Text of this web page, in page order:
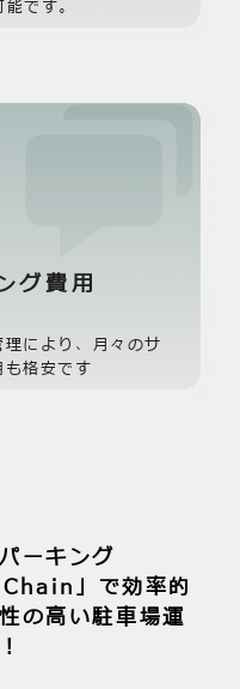
です。
により、月々のサ
格安です
グ費用
ーキング
」で効率的
の高い駐車場運